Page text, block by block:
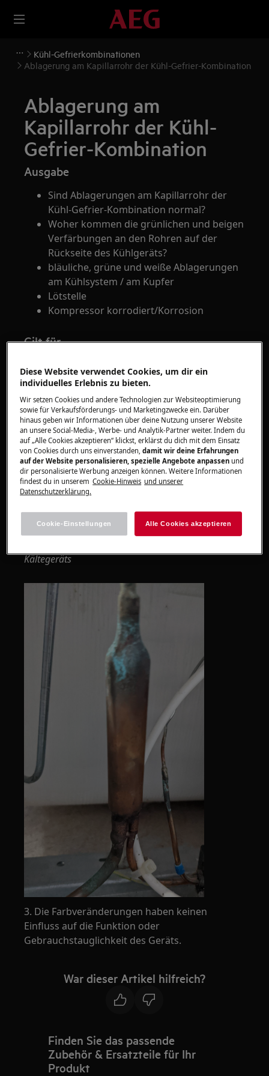
Kühl-Gefrierkombinationen
Ablagerung am Kapillarrohr der Kühl-Gefrier-Kombination
Ablagerung am
Kapillarrohr der Kühl-
Gefrier-Kombination
Ausgabe
Sind Ablagerungen am Kapillarrohr der
Kühl-Gefrier-Kombination normal?
Woher kommen die grünlichen und beigen
Verfärbungen an den Rohren auf der
Rückseite des Kühlgeräts?
bläuliche, grüne und weiße Ablagerungen
am Kühlsystem / am Kupfer
Lötstelle
Kompressor korrodiert/Korrosion
Gilt für
Kühlgeräte
Kühl-Gefrier-Kombinationen
Gefriergerät
Lösung
Die auf dem Kapillarrohr sichtbaren
Farbveränderungen bzw. Ablagerungen
sind normal.
Wenn das Kapillarrohr wie auf der
das Gerät technisch einwandfrei.
Kältegeräts
3. Die Farbveränderungen haben keinen
Einfluss auf die Funktion oder
Gebrauchstauglichkeit des Geräts.
War dieser Artikel hilfreich?
Finden Sie das passende
Zubehör & Ersatzteile für Ihr
Produkt
Diese Website verwendet Cookies, um dir ein
individuelles Erlebnis zu bieten.
Wir setzen Cookies und andere Technologien zur Websiteoptimierung
sowie für Verkaufsförderungs- und Marketingzwecke ein. Darüber
hinaus geben wir Informationen über deine Nutzung unserer Website
an unsere Social-Media-, Werbe- und Analytik-Partner weiter. Indem du
auf „Alle Cookies akzeptieren“ klickst, erklärst du dich mit dem Einsatz
von Cookies durch uns einverstanden,damit wir deine Erfahrungen
auf der Website personalisieren, spezielle Angebote anpassen und
dir personalisierte Werbung anzeigen können. Weitere Informationen
findest du in unserem Cookie-Hinweis und unserer
Datenschutzerklärung.
Cookie-Einstellungen Alle Cookies akzeptieren